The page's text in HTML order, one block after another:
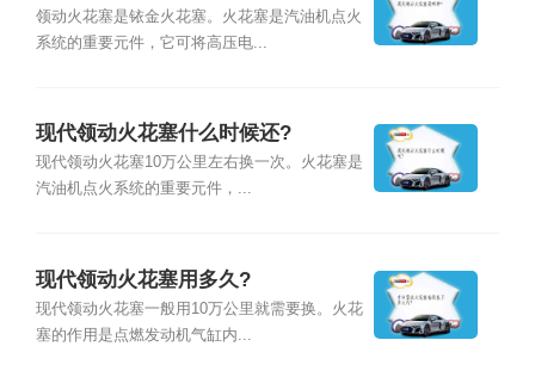
领动火花塞是铱金火花塞。火花塞是汽油机点火
系统的重要元件，它可将高压电...
现代领动火花塞什么时候还?
现代领动火花塞10万公里左右换一次。火花塞是
汽油机点火系统的重要元件，...
现代领动火花塞用多久?
现代领动火花塞一般用10万公里就需要换。火花
塞的作用是点燃发动机气缸内...